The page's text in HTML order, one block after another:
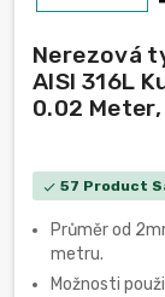
Nerezová
AISI 316L
0.02
check 57 Product
Průměr od
metru.
Možnosti